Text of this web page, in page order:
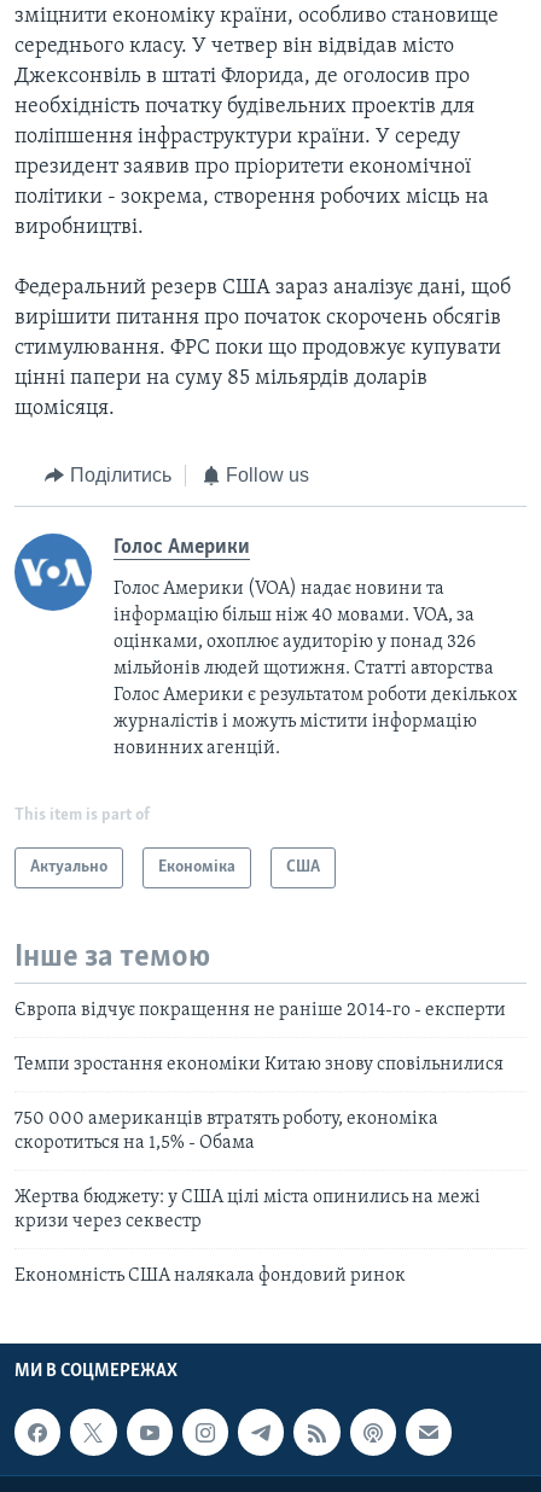
зміцнити економіку країни, особливо становище
середнього класу. У четвер він відвідав місто
Джексонвіль в штаті Флорида, де оголосив про
необхідність початку будівельних проектів для
поліпшення інфраструктури країни. У середу
президент заявив про пріоритети економічної
політики - зокрема, створення робочих місць на
виробництві.
Федеральний резерв США зараз аналізує дані, щоб
вирішити питання про початок скорочень обсягів
стимулювання. ФРС поки що продовжує купувати
цінні папери на суму 85 мільярдів доларів
щомісяця.
Поділитись Follow us
Голос Америки
Голос Америки (VOA) надає новини та
інформацію більш ніж 40 мовами. VOA, за
оцінками, охоплює аудиторію у понад 326
мільйонів людей щотижня. Статті авторства
Голос Америки є результатом роботи декількох
журналістів і можуть містити інформацію
новинних агенцій.
This item is part of
Актуально Економіка США
Інше за темою
Європа відчує покращення не раніше 2014-го - експерти
Темпи зростання економіки Китаю знову сповільнилися
750 000 американців втратять роботу, економіка
скоротиться на 1,5% - Обама
Жертва бюджету: у США цілі міста опинились на межі
кризи через секвестр
Економність США налякала фондовий ринок
МИ В СОЦМЕРЕЖАХ